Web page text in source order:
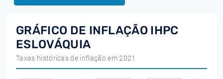
GRÁFICO DE INFLAÇÃO IHPC
ESLOVÁQUIA
Taxas históricas de inflação em 2021